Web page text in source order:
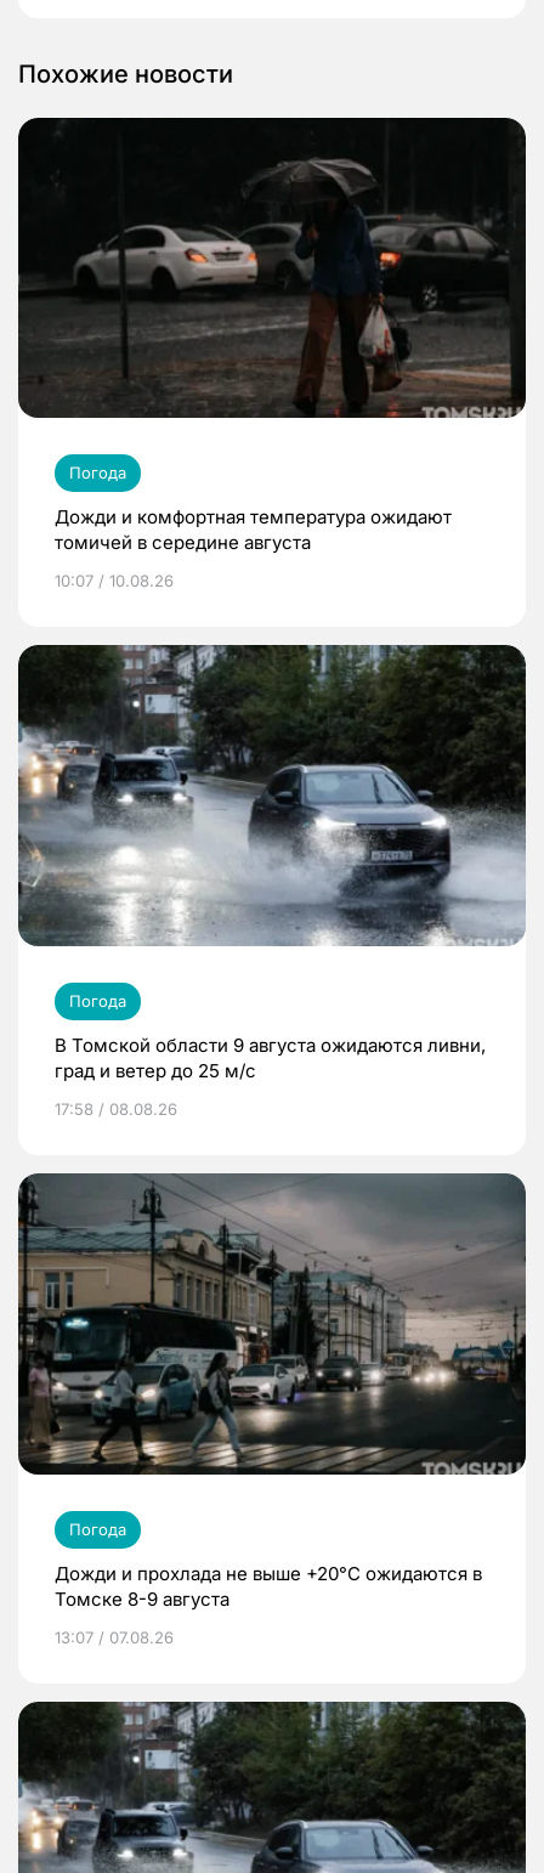
Похожие новости
Погода
Дожди и комфортная температура ожидают
томичей в середине августа
10:07 / 10.08.26
Погода
В Томской области 9 августа ожидаются ливни,
град и ветер до 25 м/с
17:58 / 08.08.26
Погода
Дожди и прохлада не выше +20°C ожидаются в
Томске 8-9 августа
13:07 / 07.08.26